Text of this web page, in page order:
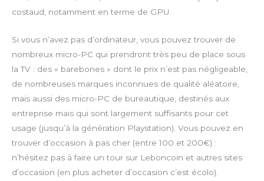
costaud, notamment en terme de GPU.
Si vous n’avez pas d’ordinateur, vous pouvez trouver de
nombreux micro-PC qui prendront très peu de place sous
la TV : des « barebones » dont le prix n’est pas négligeable,
de nombreuses marques inconnues de qualité aléatoire,
mais aussi des micro-PC de bureautique, destinés aux
entreprise mais qui sont largement suffisants pour cet
usage (jusqu’à la génération Playstation). Vous pouvez en
trouver d’occasion à pas cher (entre 100 et 200€) :
n’hésitez pas à faire un tour sur Leboncoin et autres sites
d’occasion (en plus acheter d’occasion c’est écolo).